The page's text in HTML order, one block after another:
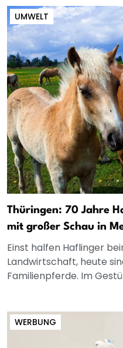
UMWELT
Thüringen: 70 Jahre
mit großer Schau in
Einst halfen Haflinger
Landwirtschaft, heute
Familienpferde. Im
WERBUNG